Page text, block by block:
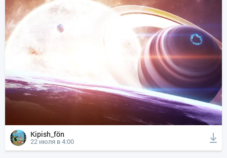
Kipish_fön
22 июля в 4:00